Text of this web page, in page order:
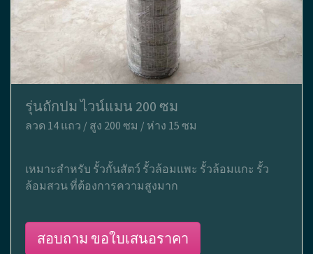
รุ่นถักปม ไวน์แมน 200 ซม
ลวด 14 แถว / สูง 200 ซม / ห่าง 15 ซม
เหมาะสำหรับ รั้วกั้นสัตว์ รั้วล้อมแพะ รั้วล้อมแกะ รั้ว
ล้อมสวน ที่ต้องการความสูงมาก
สอบถาม ขอใบเสนอราคา